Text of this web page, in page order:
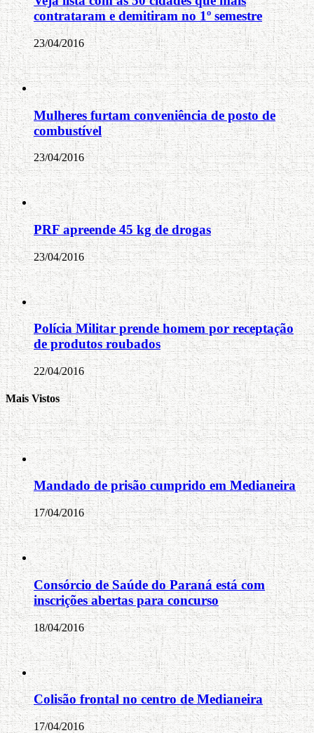
contrataram e demitiram no 1º semestre
23/04/2016
Mulheres furtam conveniência de posto de
combustível
23/04/2016
PRF apreende 45 kg de drogas
23/04/2016
Polícia Militar prende homem por receptação
de produtos roubados
22/04/2016
Mais Vistos
Mandado de prisão cumprido em Medianeira
17/04/2016
Consórcio de Saúde do Paraná está com
inscrições abertas para concurso
18/04/2016
Colisão frontal no centro de Medianeira
17/04/2016